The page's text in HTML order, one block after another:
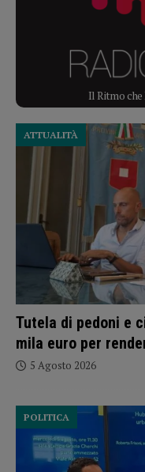
Il Ritmo che
Tutela di pedoni e
mila euro per
ATTUALITÀ
5 Agosto 2026
POLITICA